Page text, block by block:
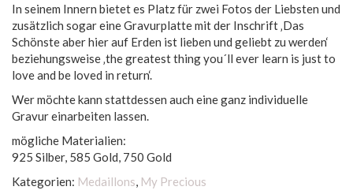
In seinem Innern bietet es Platz für zwei Fotos der Liebsten und
zusätzlich sogar eine Gravurplatte mit der Inschrift ‚Das
Schönste aber hier auf Erden ist lieben und geliebt zu werden‘
beziehungsweise ‚the greatest thing you´ll ever learn is just to
love and be loved in return‘.
Wer möchte kann stattdessen auch eine ganz individuelle
Gravur einarbeiten lassen.
mögliche Materialien:
925 Silber, 585 Gold, 750 Gold
Kategorien: Medaillons My Precious